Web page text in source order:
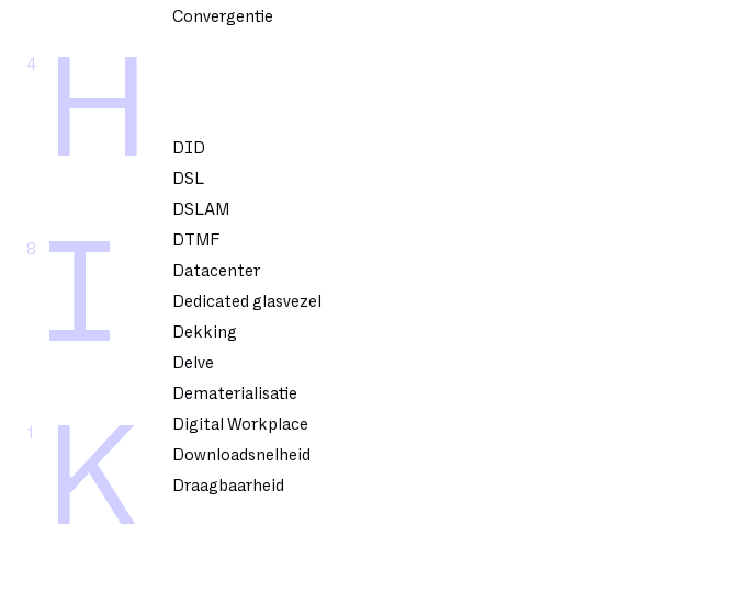
H
4
I
8
K
1
Convergentie
DID
DSL
DSLAM
DTMF
Datacenter
Dedicated glasvezel
Dekking
Delve
Dematerialisatie
Digital Workplace
Downloadsnelheid
Draagbaarheid